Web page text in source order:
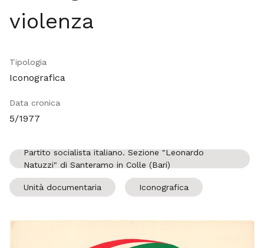
violenza
Tipologia
Iconografica
Data cronica
5/1977
Partito socialista italiano. Sezione "Leonardo
Natuzzi" di Santeramo in Colle (Bari)
Unità documentaria Iconografica